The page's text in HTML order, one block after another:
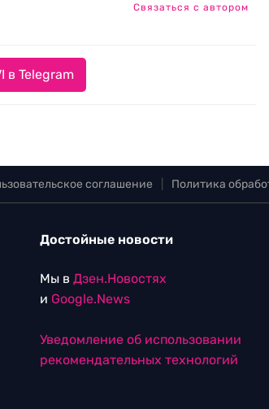
Связаться с автором
в Telegram
соглашение Политика
Достойные новости
Мы в Дзен.Новостях
и Google.News
Уведомление об использовании
рекомендательных технологий